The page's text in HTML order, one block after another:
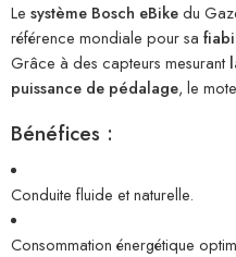
Le système Bosch eBikedu
référence mondiale pour sa
Grâce à des capteurs mesurant
puissance de pédalage, le
Bénéfices :
Conduite fluide et naturelle.
Consommation énergétique